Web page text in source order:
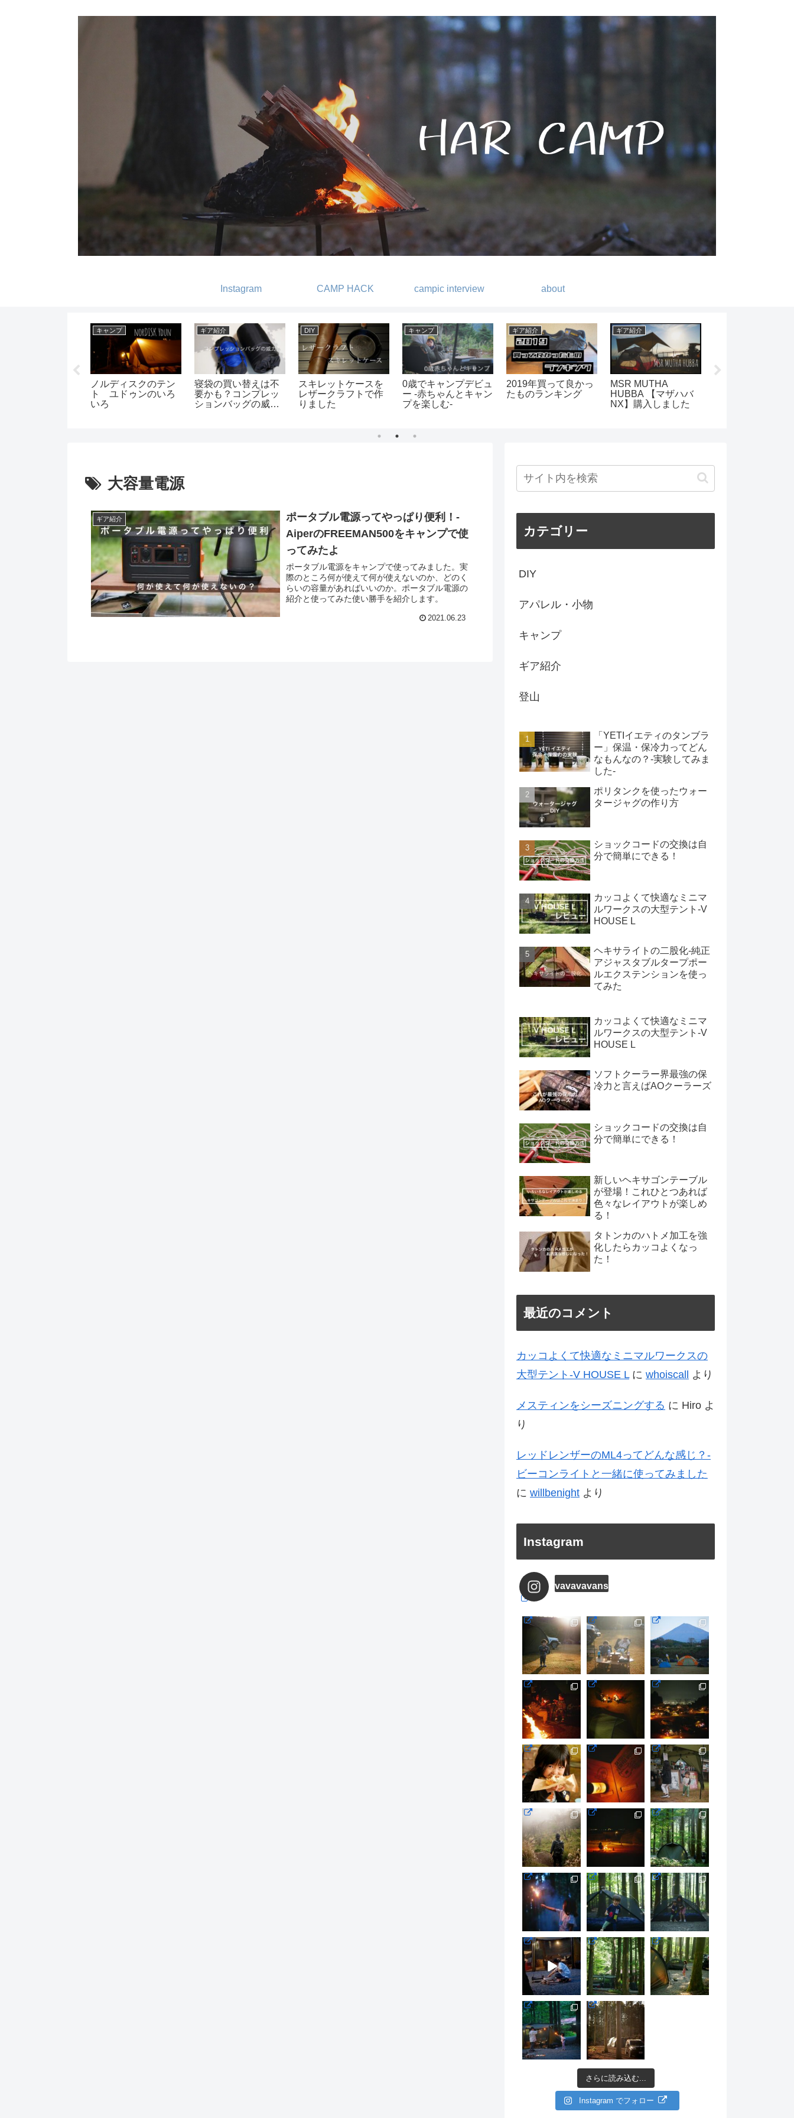
Instagram CAMP HACK campic interview about
ギア紹介
ツインポールシェル
ターの種類と比較
ギア紹介
我が家のコーヒーい
ろいろ
ギア紹介
フュアーハンドラン
タンの芯交換
ギア紹介
MUNIEQ【ミュニー
ク】の超コンパクト
ドリッパー
キャンプ
Retreatcamp-まほろ
ばに行ってきまし
キャンプ
綺麗な森-五光牧場オ
ートキャンプ場
大容量電源
ギア紹介
ポータブル電源ってやっぱり便利！-
AiperのFREEMAN500をキャンプで使
ってみたよ
ポータブル電源をキャンプで使ってみました。実
際のところ何が使えて何が使えないのか、どのく
らいの容量があればいいのか。ポータブル電源の
紹介と使ってみた使い勝手を紹介します。
2021.06.23
カテゴリー
DIY
アパレル・小物
キャンプ
ギア紹介
登山
「YETIイエティのタンブラ
ー」保温・保冷力ってどん
なもんなの？-実験してみま
した-
ポリタンクを使ったウォー
タージャグの作り方
ショックコードの交換は自
分で簡単にできる！
カッコよくて快適なミニマ
ルワークスの大型テント-V
HOUSE L
ヘキサライトの二股化-純正
アジャスタブルタープポー
ルエクステンションを使っ
てみた
カッコよくて快適なミニマ
ルワークスの大型テント-V
HOUSE L
ソフトクーラー界最強の保
冷力と言えばAOクーラーズ
ショックコードの交換は自
分で簡単にできる！
新しいヘキサゴンテーブル
が登場！これひとつあれば
色々なレイアウトが楽しめ
る！
タトンカのハトメ加工を強
化したらカッコよくなっ
た！
最近のコメント
カッコよくて快適なミニマルワークスの
大型テント-V HOUSE Lに whoiscall より
メスティンをシーズニングする に Hiro よ
り
レッドレンザーのML4ってどんな感じ？-
ビーコンライトと一緒に使ってみました
に willbenight より
Instagram
vavavavans
さらに読み込む...
Instagram でフォロー